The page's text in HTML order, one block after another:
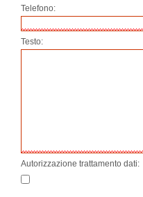
Telefono:
Testo:
Autorizzazione trattamento dati: